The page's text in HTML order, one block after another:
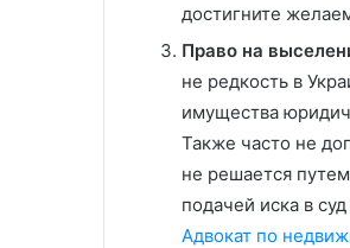
достигните
Право на
не редкость в
имущества
Также часто не
не решается
подачей иска в
Адвокат по